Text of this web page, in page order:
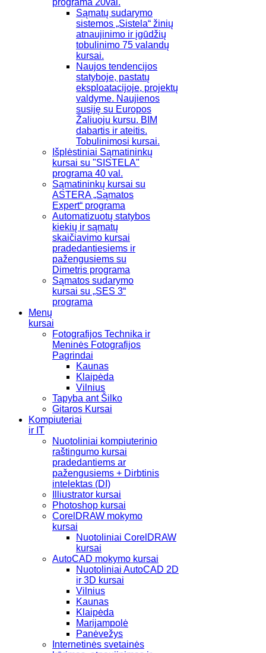
programa 20val.
Sąmatų sudarymo
sistemos „Sistela“ žinių
atnaujinimo ir įgūdžių
tobulinimo 75 valandų
kursai.
Naujos tendencijos
statyboje, pastatų
eksploatacijoje, projektų
valdyme. Naujienos
susiję su Europos
Žaliuoju kursu. BIM
dabartis ir ateitis.
Tobulinimosi kursai.
Išplėstiniai Sąmatininkų
kursai su "SISTELA"
programa 40 val.
Sąmatininkų kursai su
ASTERA „Sąmatos
Expert“ programa
Automatizuotų statybos
kiekių ir sąmatų
skaičiavimo kursai
pradedantiesiems ir
pažengusiems su
Dimetris programa
Sąmatos sudarymo
kursai su „SES 3“
programa
Menų
kursai
Fotografijos Technika ir
Meninės Fotografijos
Pagrindai
Kaunas
Klaipėda
Vilnius
Tapyba ant Šilko
Gitaros Kursai
Kompiuteriai
ir IT
Nuotoliniai kompiuterinio
raštingumo kursai
pradedantiems ar
pažengusiems + Dirbtinis
intelektas (DI)
Illiustrator kursai
Photoshop kursai
CorelDRAW mokymo
kursai
Nuotoliniai CorelDRAW
kursai
AutoCAD mokymo kursai
Nuotoliniai AutoCAD 2D
ir 3D kursai
Vilnius
Kaunas
Klaipėda
Marijampolė
Panėvežys
Internetinės svetainės